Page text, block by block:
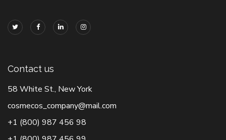
Contact us
58 White St., New York
cosmecos_company@mail.com
+1 (800) 987 456 98